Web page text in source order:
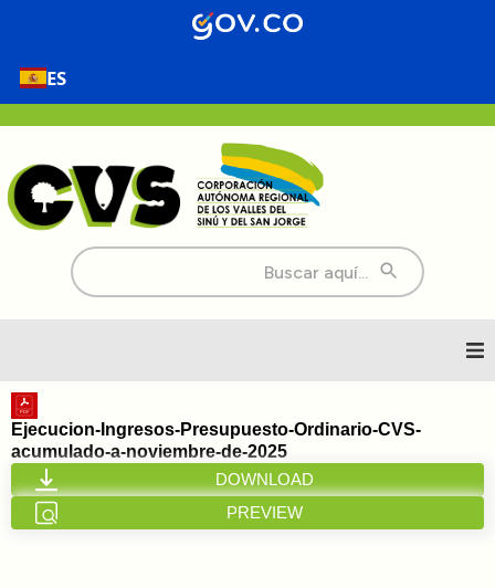
ES
Buscar:
Inicio
Nosotros
Directorios
Ejecucion-Ingresos-Presupuesto-Ordinario-CVS-
acumulado-a-noviembre-de-2025
DOWNLOAD
PREVIEW